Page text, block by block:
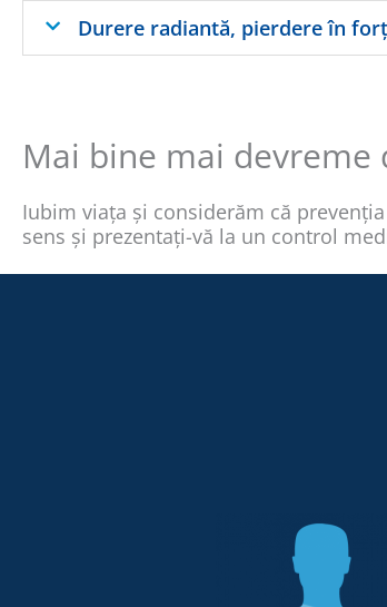
Durere radiantă, pierdere în
Mai bine mai devreme
Iubim viața și considerăm că
sens și prezentați-vă la un control